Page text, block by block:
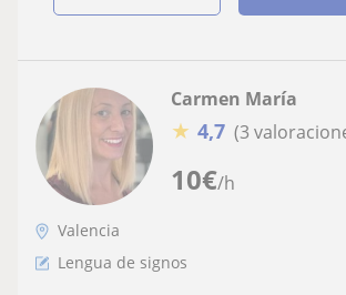
10€/h
Carmen María
★ 4,7 (3
Valencia
Lengua de signos